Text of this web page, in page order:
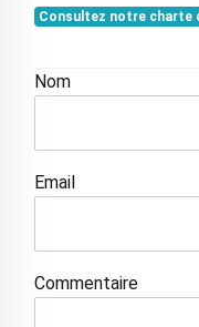
Consultez notre charte
Nom
Email
Commentaire